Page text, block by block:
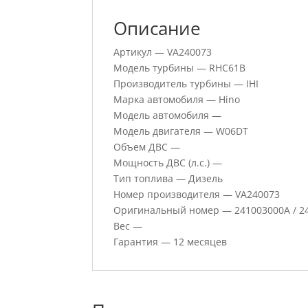
Описание
Артикул — VA240073
Модель турбины — RHC61B
Производитель турбины — IHI
Марка автомобиля — Hino
Модель автомобиля —
Модель двигателя — W06DT
Объем ДВС —
Мощность ДВС (л.с.) —
Тип топлива — Дизель
Номер производителя — VA240073
Оригинальный номер — 241003000A /
Вес —
Гарантия — 12 месяцев